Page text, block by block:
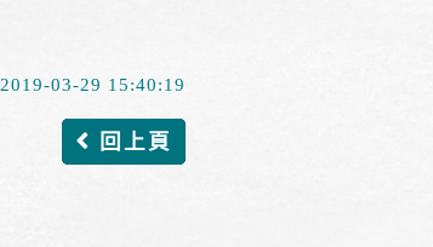
2019-03-29 15:40:19
回上頁